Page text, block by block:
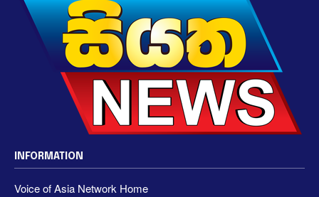
INFORMATION
Voice of Asia Network Home